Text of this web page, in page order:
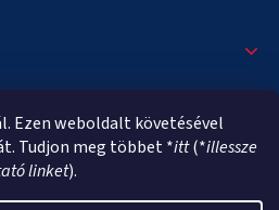
Ezen weboldalt követésével
Tudjon meg többet *itt(*illessze
linket).